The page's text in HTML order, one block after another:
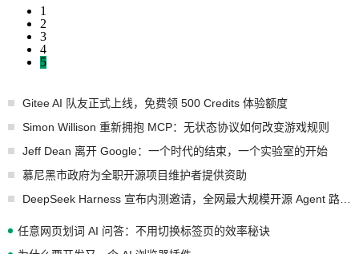
1
2
3
4
5
Gitee AI 队友正式上线，免费领 500 Credits 体验额度
Simon Willison 重新拥抱 MCP：无状态协议如何改变游戏规则
Jeff Dean 离开 Google：一个时代的结束，一个实验室的开始
慕尼黑市政府为全职开源项目维护者提供资助
任意网页划词 AI 问答：不用切换标签页的效率秘诀